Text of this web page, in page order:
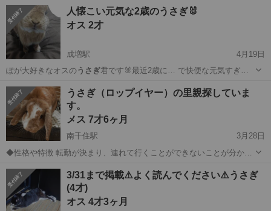
東京 あきる野市 秋川駅 その他
人懐こい元気な2歳のうさぎ🐰
オス 2才
成増駅
4月19日
ぽが大好きなオスのうさぎ君です🐰最近2歳に… で快便な元気すぎる
東京 板橋区 成増駅 その他 のうさぎ
うさぎ（ロップイヤー）の里親探していま
す。
メス 7才6ヶ月
南千住駅
3月28日
◆性格や特徴 転勤が決まり、連れて行くことができないことが分かっ
シーですが、人参やキャベツ、パパイヤの木、ペレットをご褒美に与
えています。 ◆健康...
東京 台東区 南千住駅 その他
3/31まで掲載⚠️よく読んでください⚠️うさぎ
(4才)
オス 4才3ヶ月